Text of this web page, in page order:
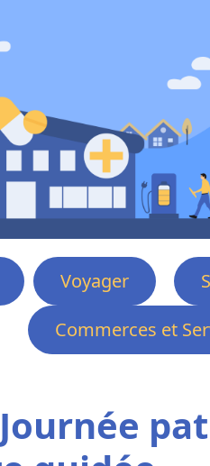
Voyager
Commerces et
Journée